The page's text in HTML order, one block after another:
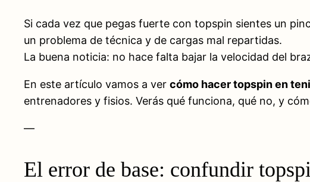
Si cada vez que pegas fuerte con topspin sientes un
un problema de técnica y de cargas mal repartidas.
La buena noticia: no hace falta bajar la velocidad del
En este artículo vamos a ver cómo hacer topspin en
entrenadores y fisios. Verás qué funciona, qué no, y
—
El error de base: confundir